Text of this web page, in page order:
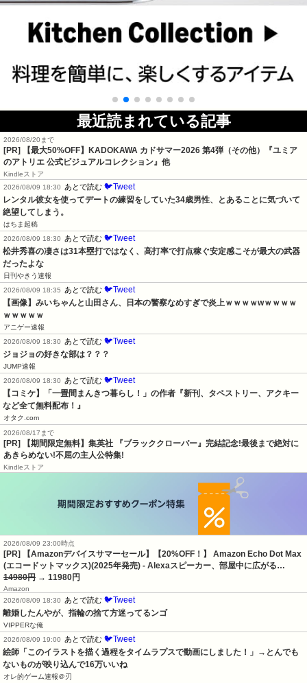
最近読まれている記事
2026/08/20まで
[PR]
【最大50%OFF】KADOKAWA カドサマー2026 第4弾（その他）『ユミア
のアトリエ 公式ビジュアルコレクション』他
Kindleストア
2026/08/09 18:30
あとで読む 🐦Tweet
レンタル彼女を使ってデートの練習をしていた34歳男性、とあることに気づいて
絶望してしまう。
はちま起稿
2026/08/09 18:30
あとで読む 🐦Tweet
松井秀喜の凄さは31本塁打ではなく、高打率で打点稼ぐ安定感こそが最大の武器
だったよな
日刊やきう速報
2026/08/09 18:35
あとで読む 🐦Tweet
【画像】みいちゃんと山田さん、日本の警察なめすぎで炎上ｗｗｗｗwｗｗｗｗ
ｗｗｗｗｗ
アニゲー速報
2026/08/09 18:30
あとで読む 🐦Tweet
ジョジョの好きな部は？？？
JUMP速報
2026/08/09 18:30
あとで読む 🐦Tweet
【コミケ】「一畳間まんきつ暮らし！」の作者『新刊、タペストリー、アクキー
など全て無料配布！』
オタク.com
2026/08/17まで
[PR] 【期間限定無料】集英社 『ブラッククローバー』完結記念!最後まで絶対に
あきらめない!不屈の主人公特集!
Kindleストア
2026/08/09 23:00時点
[PR] 【Amazonデバイスサマーセール】【20%OFF！】 Amazon Echo Dot Max
(エコードットマックス)(2025年発売) - Alexaスピーカー、部屋中に広がる…
14980円 → 11980円
Amazon
2026/08/09 18:30
あとで読む 🐦Tweet
離婚したんやが、指輪の捨て方迷ってるンゴ
VIPPERな俺
2026/08/09 19:00
あとで読む 🐦Tweet
絵師「このイラストを描く過程をタイムラプスで動画にしました！」→とんでも
ないものが映り込んで16万いいね
オレ的ゲーム速報＠刃